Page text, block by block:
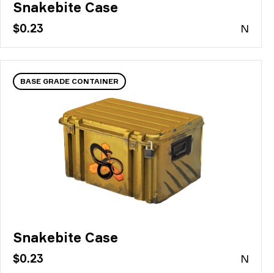
Snakebite Case
$0.23 N
BASE GRADE CONTAINER
Snakebite Case
$0.23 N